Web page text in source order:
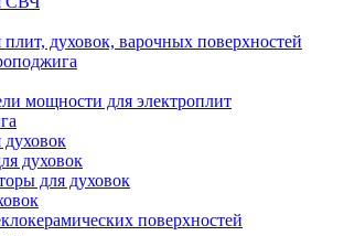
плит, духовок, варочных поверхностей
мощности для электроплит
духовок
для духовок
поверхностей